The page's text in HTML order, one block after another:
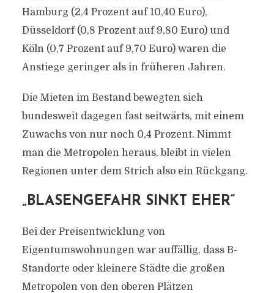
Hamburg (2,4 Prozent auf 10,40 Euro),
Düsseldorf (0,8 Prozent auf 9,80 Euro) und
Köln (0,7 Prozent auf 9,70 Euro) waren die
Anstiege geringer als in früheren Jahren.
Die Mieten im Bestand bewegten sich
bundesweit dagegen fast seitwärts, mit einem
Zuwachs von nur noch 0,4 Prozent. Nimmt
man die Metropolen heraus, bleibt in vielen
Regionen unter dem Strich also ein Rückgang.
„BLASENGEFAHR SINKT EHER“
Bei der Preisentwicklung von
Eigentumswohnungen war auffällig, dass B-
Standorte oder kleinere Städte die großen
Metropolen von den oberen Plätzen